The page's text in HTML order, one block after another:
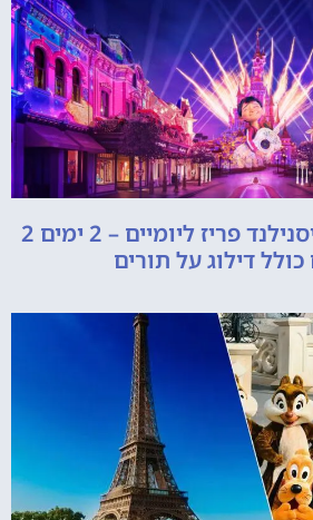
כרטיס פרמייר לדיסנילנד פריז ליומיים – 2 ימים 2
דילוג על תורים